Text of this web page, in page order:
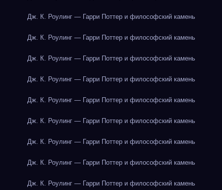
Дж. К. Роулинг — Гарри Поттер и философский камень
Дж. К. Роулинг — Гарри Поттер и философский камень
Дж. К. Роулинг — Гарри Поттер и философский камень
Дж. К. Роулинг — Гарри Поттер и философский камень
Дж. К. Роулинг — Гарри Поттер и философский камень
Дж. К. Роулинг — Гарри Поттер и философский камень
Дж. К. Роулинг — Гарри Поттер и философский камень
Дж. К. Роулинг — Гарри Поттер и философский камень
Дж. К. Роулинг — Гарри Поттер и философский камень